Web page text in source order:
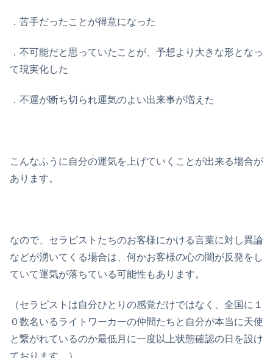
．苦手だったことが得意になった
．不可能だと思っていたことが、予想より大きな形となっ
て現実化した
．不運が断ち切られ運気のよい出来事が増えた
こんなふうに自分の運気を上げていくことが出来る場合が
あります。
なので、セラピストたちのお客様にかける言葉に対し異論
などが湧いてくる場合は、何かお客様の心の闇が反発をし
ていて運気が落ちている可能性もあります。
（セラピストは自分ひとりの感覚だけではなく、全国に１
０数名いるライトワーカーの仲間たちと自分が本当に天使
と繋がれているのか最低月に一度以上状態確認の日を設け